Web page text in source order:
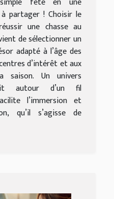
partager ! Choisir le
une chasse au
de sélectionner un
adapté à l’âge des
d’intérêt et aux
saison. Un univers
autour d’un fil
l’immersion et
qu’il s’agisse de